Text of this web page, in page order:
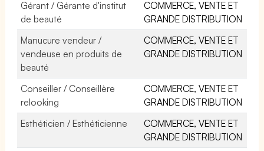
Gérant / Gérante d'institut
de beauté
COMMERCE, VENTE ET
GRANDE DISTRIBUTION
Manucure vendeur /
vendeuse en produits de
beauté
COMMERCE, VENTE ET
GRANDE DISTRIBUTION
Conseiller / Conseillère
relooking
COMMERCE, VENTE ET
GRANDE DISTRIBUTION
Esthéticien / Esthéticienne
COMMERCE, VENTE ET
GRANDE DISTRIBUTION